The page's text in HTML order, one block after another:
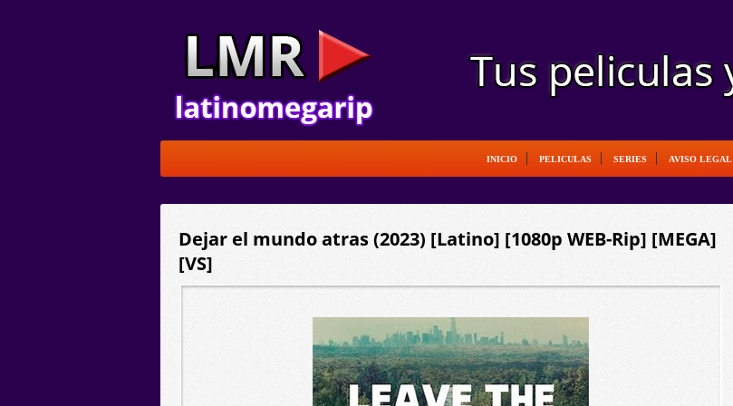
INICIO PELICULAS SERIES AVISO LEGAL
Dejar el mundo atras (2023) [Latino] [1080p WEB-Rip] [MEGA]
[VS]